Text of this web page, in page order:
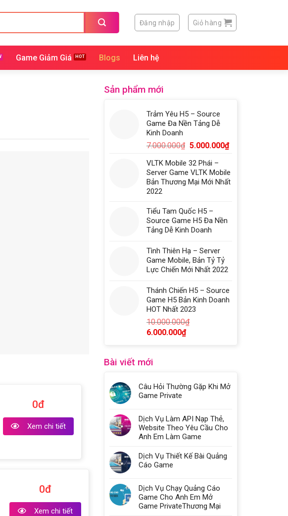
Đăng nhập Giỏ hàng
Game Giảm Giá Blogs Liên hệ
0đ
Xem chi tiết
0đ
Xem chi tiết
Sản phẩm mới
Trảm Yêu H5 – Source
Game Đa Nền Tảng Dễ
Kinh Doanh
7.000.000₫ 5.000.000₫
VLTK Mobile 32 Phái –
Server Game VLTK Mobile
Bản Thương Mại Mới Nhất
2022
Tiểu Tam Quốc H5 –
Source Game H5 Đa Nền
Tảng Dễ Kinh Doanh
Tình Thiên Hạ – Server
Game Mobile, Bản Tỷ Tỷ
Lực Chiến Mới Nhất 2022
Thánh Chiến H5 – Source
Game H5 Bản Kinh Doanh
HOT Nhất 2023
10.000.000₫
6.000.000₫
Bài viết mới
Câu Hỏi Thường Gặp Khi Mở
Game Private
Dịch Vụ Làm API Nạp Thẻ,
Website Theo Yêu Cầu Cho
Anh Em Làm Game
Dịch Vụ Thiết Kế Bài Quảng
Cáo Game
Dịch Vụ Chạy Quảng Cáo
Game Cho Anh Em Mở
Game PrivateThương Mại